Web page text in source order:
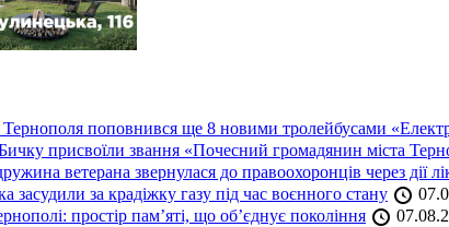
поповнився ще 8 новими тролейбусами
присвоїли звання «Почесний громадянин міста
ветерана звернулася до правоохоронців через дії
засудили за крадіжку газу під час воєнного стану
простір пам’яті, що об’єднує покоління